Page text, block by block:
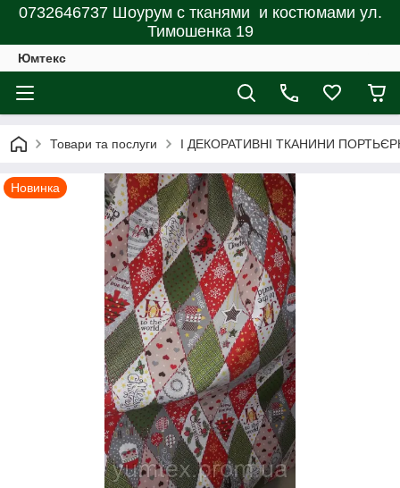
0732646737 Шоурум с тканями и костюмами ул.
Тимошенка 19
Юмтекс
Товари та послуги І ДЕКОРАТИВНІ ТКАНИНИ
Новинка